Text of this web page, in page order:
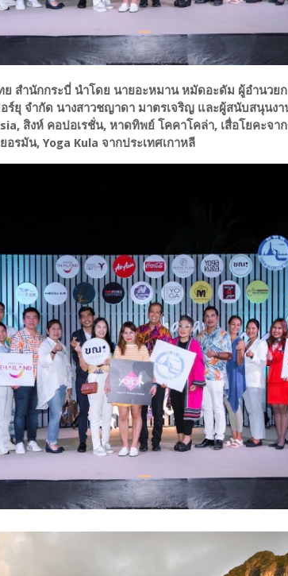
ย สำนักกระบี่ นำโดย นายอะหมาน หมัดอะดัม ผู้อำนวย
ร์ยุ จำกัด นางสาวชญาดา มาตรเจริญ และผู้สนับสนุนง
สิงห์ คอปอเรชั่น, หาดทิพย์ โคคาโคล่า, เสื่อโยคะจ
อรมัน, Yoga Kula จากประเทศเกาหลี